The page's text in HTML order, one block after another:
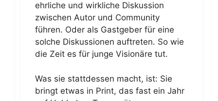
ehrliche und wirkliche Diskussion
zwischen Autor und Community
führen. Oder als Gastgeber für eine
solche Diskussionen auftreten. So wie
die Zeit es für junge Visionäre tut.
Was sie stattdessen macht, ist: Sie
bringt etwas in Print, das fast ein Jahr